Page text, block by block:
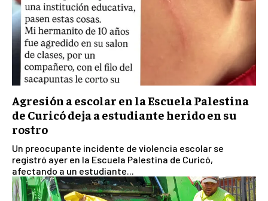
Agresión a escolar en la Escuela Palestina
de Curicó deja a estudiante herido en su
rostro
Un preocupante incidente de violencia escolar se
registró ayer en la Escuela Palestina de Curicó,
afectando a un estudiante...